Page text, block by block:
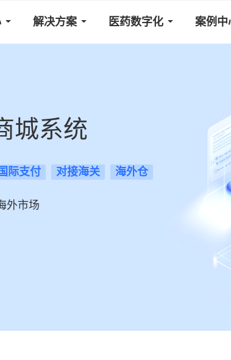
解决方案 医药数字化 案例中
城系统
际支付 对接海关 海外仓
外市场